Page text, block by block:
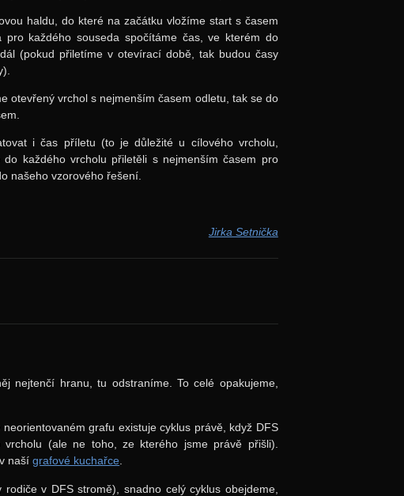
haldu, do které na začátku vložíme start s časem
každého souseda spočítáme čas, ve kterém do
(pokud přiletíme v otevírací době, tak budou časy
otevřený vrchol s nejmenším časem odletu, tak se do
i čas příletu (to je důležité u cílového vrcholu,
každého vrcholu přiletěli s nejmenším časem pro
našeho vzorového řešení.
Jirka Setnička
nejtenčí hranu, tu odstraníme. To celé opakujeme,
grafu existuje cyklus právě, když DFS
(ale ne toho, ze kterého jsme právě přišli).
v našígrafové kuchařce
v DFS stromě), snadno celý cyklus obejdeme,